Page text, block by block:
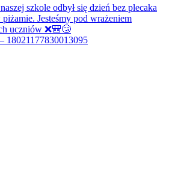
18021177830013095